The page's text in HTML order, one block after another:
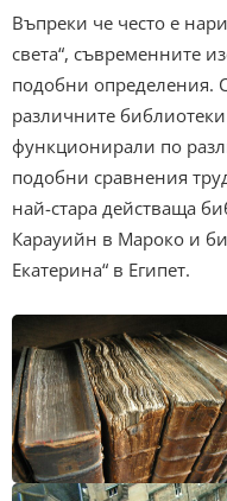
Въпреки че често е
света“, съвременните
подобни определения.
различните
функционирали по
подобни сравнения
най-стара действаща
Карауийн в Мароко и
Екатерина“ в Египет.